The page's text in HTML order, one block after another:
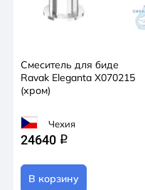
Смеситель для биде
Ravak Eleganta X070215
(хром)
Чехия
24640 q
В корзину